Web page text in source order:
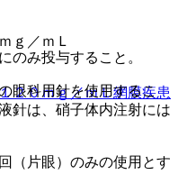
ｇ／ｍＬ
２０ｍｇ／ｍＬ網膜疾患
み投与すること。
眼科用針を使用するこ
針は、硝子体内注射には
（片眼）のみの使用とす